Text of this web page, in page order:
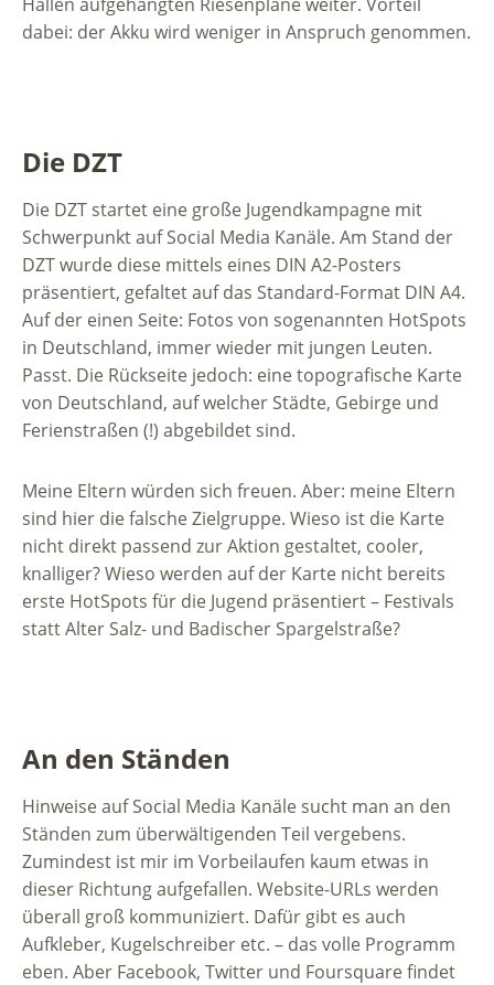
dabei: der Akku wird weniger in Anspruch genommen.
Die DZT
Die DZT startet eine große Jugendkampagne mit
Schwerpunkt auf Social Media Kanäle. Am Stand der
DZT wurde diese mittels eines DIN A2-Posters
präsentiert, gefaltet auf das Standard-Format DIN A4.
Auf der einen Seite: Fotos von sogenannten HotSpots
in Deutschland, immer wieder mit jungen Leuten.
Passt. Die Rückseite jedoch: eine topografische Karte
von Deutschland, auf welcher Städte, Gebirge und
Ferienstraßen (!) abgebildet sind.
Meine Eltern würden sich freuen. Aber: meine Eltern
sind hier die falsche Zielgruppe. Wieso ist die Karte
nicht direkt passend zur Aktion gestaltet, cooler,
knalliger? Wieso werden auf der Karte nicht bereits
erste HotSpots für die Jugend präsentiert – Festivals
statt Alter Salz- und Badischer Spargelstraße?
An den Ständen
Hinweise auf Social Media Kanäle sucht man an den
Ständen zum überwältigenden Teil vergebens.
Zumindest ist mir im Vorbeilaufen kaum etwas in
dieser Richtung aufgefallen. Website-URLs werden
überall groß kommuniziert. Dafür gibt es auch
Aufkleber, Kugelschreiber etc. – das volle Programm
eben. Aber Facebook, Twitter und Foursquare findet